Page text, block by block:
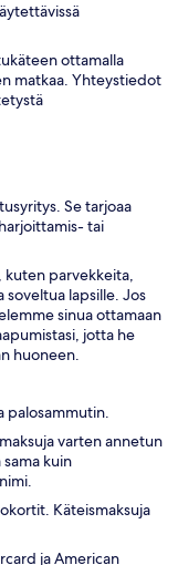
ottamalla
matkaa. Yhteystiedot
Se tarjoaa
tai
kuten parvekkeita,
soveltua lapsille. Jos
sinua ottamaan
jotta he
huoneen.
palosammutin.
varten annetun
kuin
Käteismaksuja
ja American